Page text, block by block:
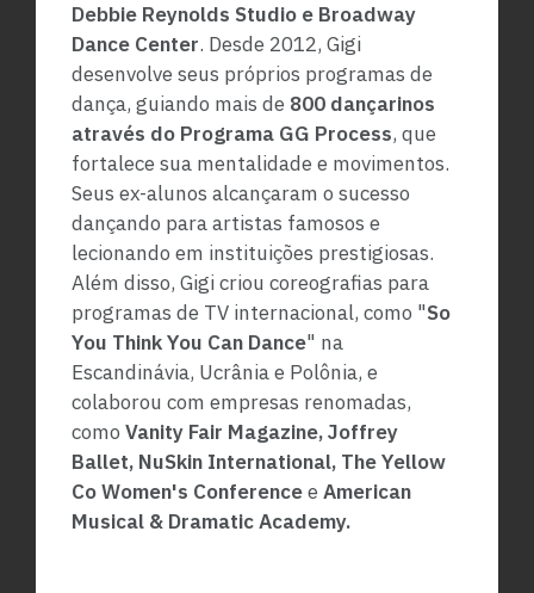
Debbie Reynolds Studio e Broadway
Dance Center. Desde 2012, Gigi
desenvolve seus próprios programas de
dança, guiando mais de 800 dançarinos
através do Programa GG Process, que
fortalece sua mentalidade e movimentos.
Seus ex-alunos alcançaram o sucesso
dançando para artistas famosos e
lecionando em instituições prestigiosas.
Além disso, Gigi criou coreografias para
programas de TV internacional, como "So
You Think You Can Dance" na
Escandinávia, Ucrânia e Polônia, e
colaborou com empresas renomadas,
como Vanity Fair Magazine, Joffrey
Ballet, NuSkin International, The Yellow
Co Women's Conferencee American
Musical & Dramatic Academy.